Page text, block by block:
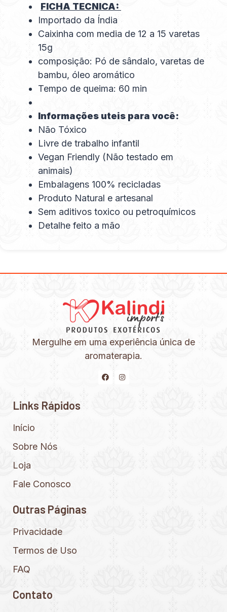
FICHA TECNICA:
Importado da Índia
Caixinha com media de 12 a 15 varetas
15g
composição: Pó de sândalo, varetas de
bambu, óleo aromático
Tempo de queima: 60 min
Informações uteis para você:
Não Tóxico
Livre de trabalho infantil
Vegan Friendly (Não testado em
animais)
Embalagens 100% recicladas
Produto Natural e artesanal
Sem aditivos toxico ou petroquímicos
Detalhe feito a mão
Mergulhe em uma experiência única de
aromaterapia.
Links Rápidos
Início
Sobre Nós
Loja
Fale Conosco
Outras Páginas
Privacidade
Termos de Uso
FAQ
Contato